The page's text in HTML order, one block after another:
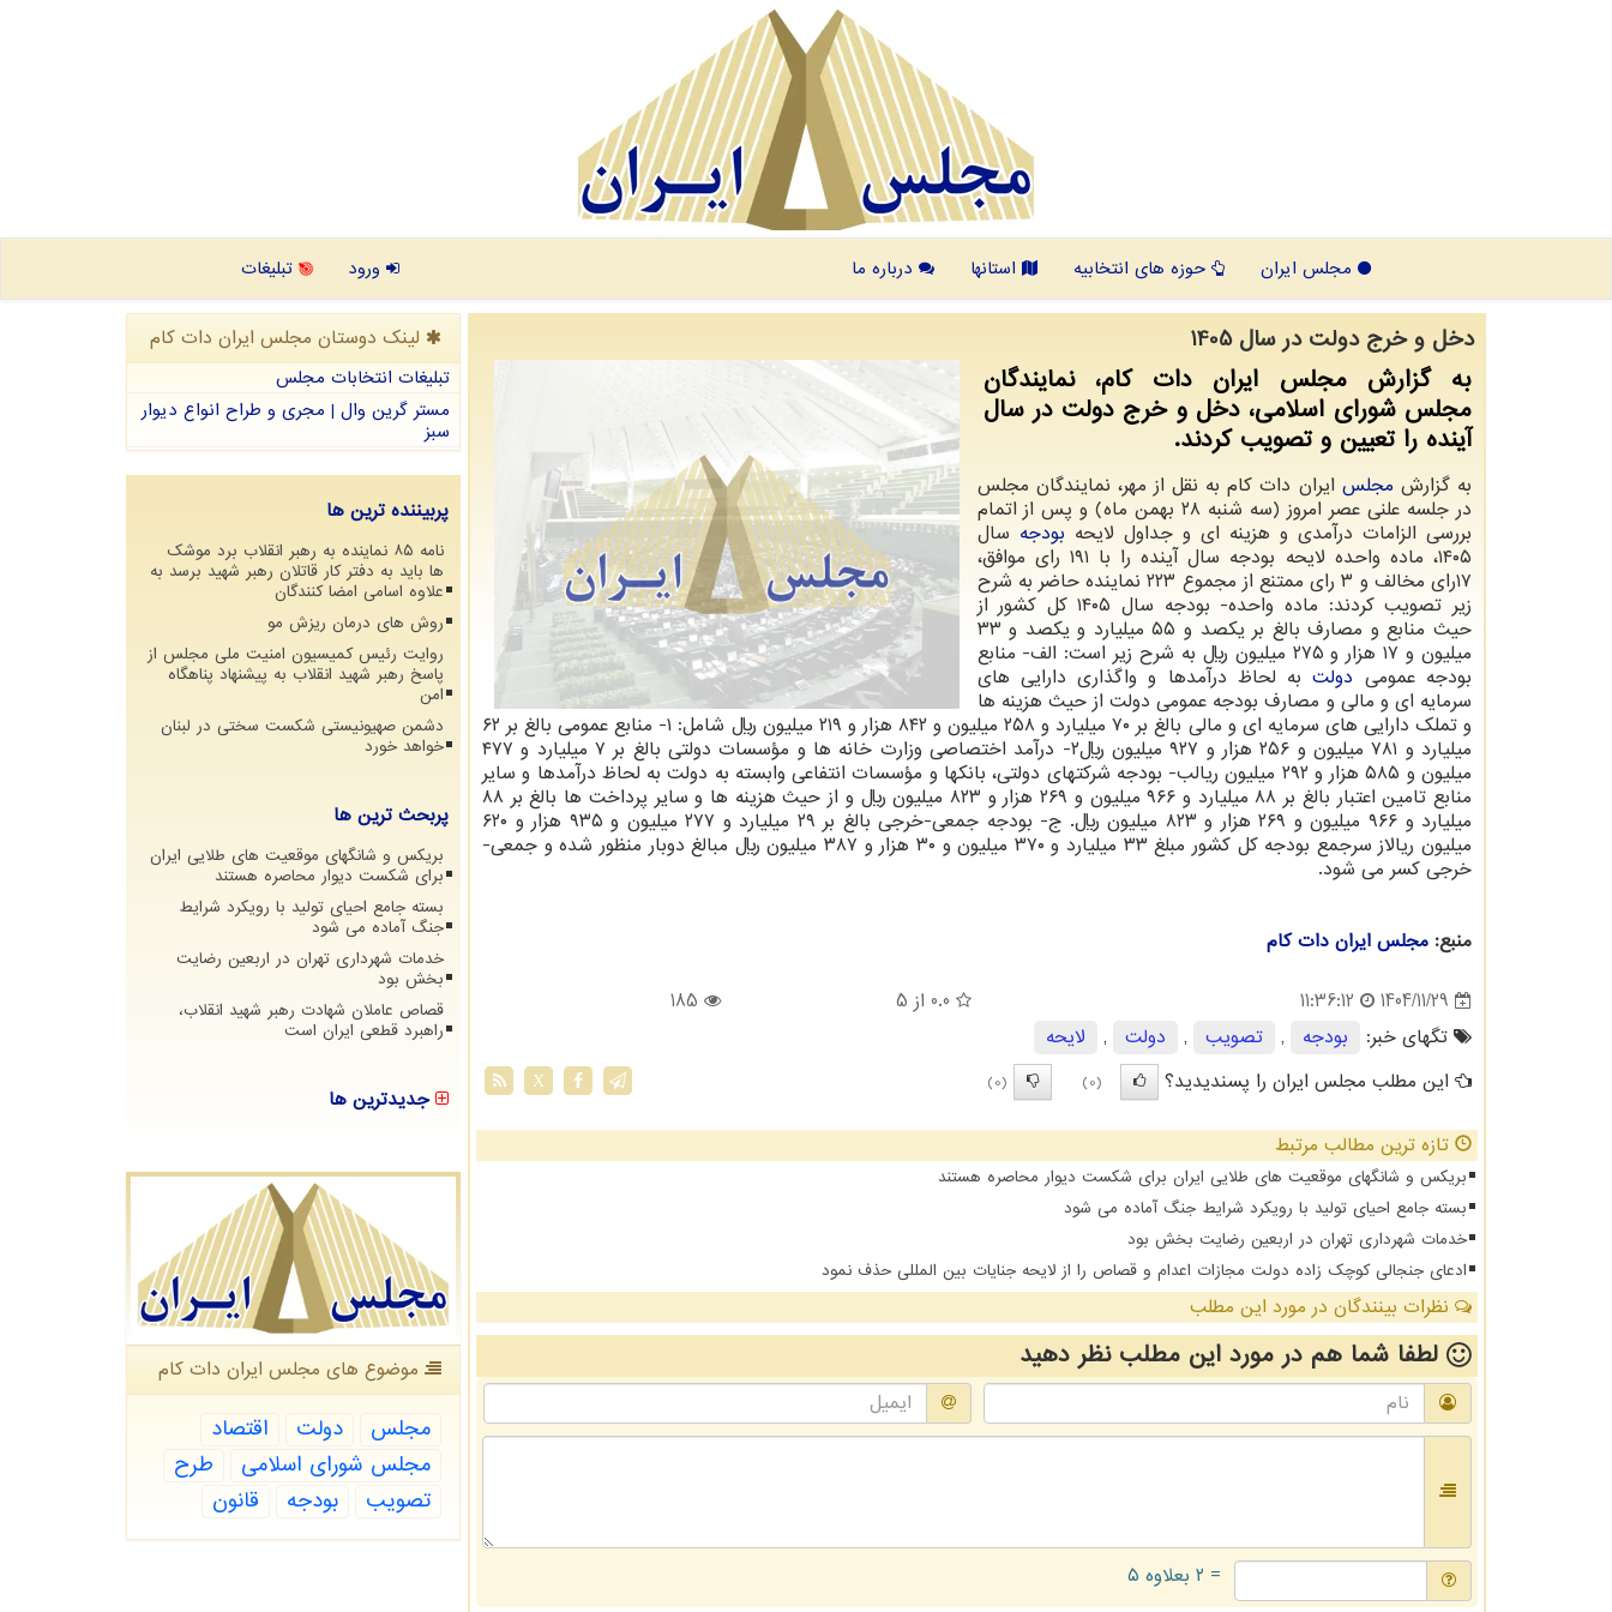
مجلس ایران حوزه های انتخابیه استانها درباره ما ورود تبلیغات
دخل و خرج دولت در سال 1405
به گزارش مجلس ایران دات کام، نمایندگان
مجلس شورای اسلامی، دخل و خرج دولت در سال
آینده را تعیین و تصویب کردند.
به گزارش مجلس ایران دات کام به نقل از مهر، نمایندگان مجلس
در جلسه علنی عصر امروز (سه شنبه ۲۸ بهمن ماه) و پس از اتمام
بررسی الزامات درآمدی و هزینه ای و جداول لایحه بودجه سال
۱۴۰۵، ماده واحده لایحه بودجه سال آینده را با ۱۹۱ رای موافق،
۱۷رای مخالف و ۳ رای ممتنع از مجموع ۲۲۳ نماینده حاضر به شرح
زیر تصویب کردند: ماده واحده- بودجه سال ۱۴۰۵ کل کشور از
حیث منابع و مصارف بالغ بر یکصد و ۵۵ میلیارد و یکصد و ۳۳
میلیون و ۱۷ هزار و ۲۷۵ میلیون ریال به شرح زیر است: الف- منابع
بودجه عمومی دولتبه لحاظ درآمدها و واگذاری دارایی های
سرمایه ای و مالی و مصارف بودجه عمومی دولت از حیث هزینه ها
و تملک دارایی های سرمایه ای و مالی بالغ بر ۷۰ میلیارد و ۲۵۸ میلیون و ۸۴۲ هزار و ۲۱۹ میلیون ریال شامل: ۱- منابع عمومی بالغ بر ۶۲
میلیارد و ۷۸۱ میلیون و ۲۵۶ هزار و ۹۲۷ میلیون ریال۲- درآمد اختصاصی وزارت خانه ها و مؤسسات دولتی بالغ بر ۷ میلیارد و ۴۷۷
میلیون و ۵۸۵ هزار و ۲۹۲ میلیون ریالب- بودجه شرکتهای دولتی، بانکها و مؤسسات انتفاعی وابسته به دولت به لحاظ درآمدها و سایر
منابع تامین اعتبار بالغ بر ۸۸ میلیارد و ۹۶۶ میلیون و ۲۶۹ هزار و ۸۲۳ میلیون ریال و از حیث هزینه ها و سایر پرداخت ها بالغ بر ۸۸
میلیارد و ۹۶۶ میلیون و ۲۶۹ هزار و ۸۲۳ میلیون ریال. ج- بودجه جمعی-خرجی بالغ بر ۲۹ میلیارد و ۲۷۷ میلیون و ۹۳۵ هزار و ۶۲۰
میلیون ریالاز سرجمع بودجه کل کشور مبلغ ۳۳ میلیارد و ۳۷۰ میلیون و ۳۰ هزار و ۳۸۷ میلیون ریال مبالغ دوبار منظور شده و جمعی-
خرجی کسر می شود.
منبع: مجلس ایران دات كام
1404/11/29
11:36:12
0.0 از 5
185
تگهای خبر:
بودجه , تصویب , دولت ,
لایحه
این مطلب مجلس ایران را پسندیدید؟
(0)
(0)
X
تازه ترین مطالب مرتبط
بریکس و شانگهای موقعیت های طلایی ایران برای شکست دیوار محاصره هستند
بسته جامع احیای تولید با رویکرد شرایط جنگ آماده می شود
خدمات شهرداری تهران در اربعین رضایت بخش بود
ادعای جنجالی کوچک زاده دولت مجازات اعدام و قصاص را از لایحه جنایات بین المللی حذف نمود
نظرات بینندگان در مورد این مطلب
لطفا شما هم در مورد این مطلب نظر دهید
= ۲ بعلاوه ۵
لینک دوستان مجلس ایران دات كام
تبلیغات انتخابات مجلس
مستر گرین وال | مجری و طراح انواع دیوار
سبز
پربیننده ترین ها
نامه ۸۵ نماینده به رهبر انقلاب برد موشک
ها باید به دفتر کار قاتلان رهبر شهید برسد به
علاوه اسامی امضا کنندگان
روش های درمان ریزش مو
روایت رئیس کمیسیون امنیت ملی مجلس از
پاسخ رهبر شهید انقلاب به پیشنهاد پناهگاه
امن
دشمن صهیونیستی شکست سختی در لبنان
خواهد خورد
پربحث ترین ها
بریکس و شانگهای موقعیت های طلایی ایران
برای شکست دیوار محاصره هستند
بسته جامع احیای تولید با رویکرد شرایط
جنگ آماده می شود
خدمات شهرداری تهران در اربعین رضایت
بخش بود
قصاص عاملان شهادت رهبر شهید انقلاب،
راهبرد قطعی ایران است
جدیدترین ها
موضوع های مجلس ایران دات كام
مجلس دولت
اقتصاد
مجلس شورای اسلامی
طرح
تصویب
بودجه قانون